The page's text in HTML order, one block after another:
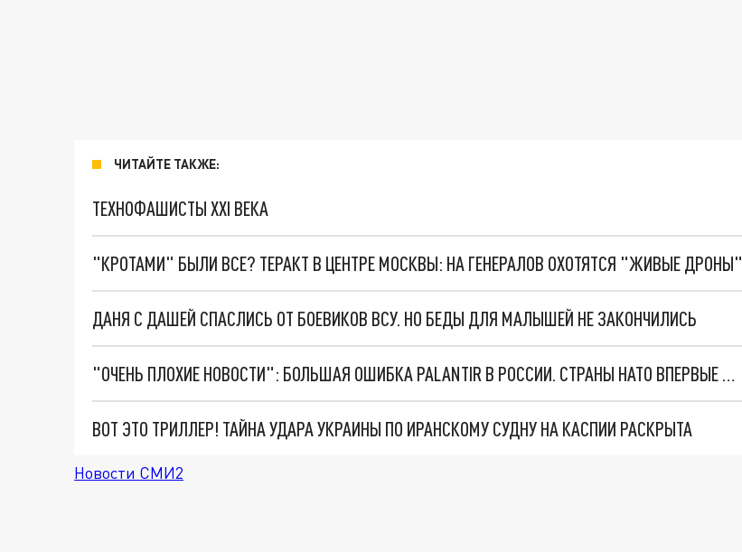
ЧИТАЙТЕ ТАКЖЕ:
ТЕХНОФАШИСТЫ XXI ВЕКА
"КРОТАМИ" БЫЛИ ВСЕ? ТЕРАКТ В ЦЕНТРЕ МОСКВЫ: НА ГЕНЕРАЛОВ ОХОТЯТСЯ "ЖИВЫЕ ДРОНЫ"
ДАНЯ С ДАШЕЙ СПАСЛИСЬ ОТ БОЕВИКОВ ВСУ. НО БЕДЫ ДЛЯ МАЛЫШЕЙ НЕ ЗАКОНЧИЛИСЬ
"ОЧЕНЬ ПЛОХИЕ НОВОСТИ": БОЛЬШАЯ ОШИБКА PALANTIR В РОССИИ. СТРАНЫ НАТО ВПЕРВЫЕ ЗА СВО ОСТАНОВИЛИ ПОСТАВКИ ОРУЖИЯ. ВСУ ТЕРЯЮТ ПРИГРАНИЧЬЕ?
ВОТ ЭТО ТРИЛЛЕР! ТАЙНА УДАРА УКРАИНЫ ПО ИРАНСКОМУ СУДНУ НА КАСПИИ РАСКРЫТА
Новости СМИ2